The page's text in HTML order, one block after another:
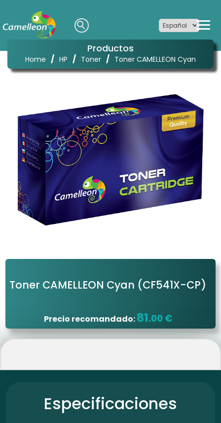
Productos
Home / HP / Toner / Toner CAMELLEON Cyan
Toner CAMELLEON Cyan (CF541X-CP)
Precio recomandado:81.00 €
Especificaciones